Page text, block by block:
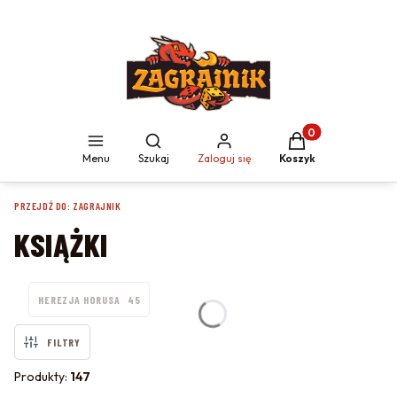
Menu
Otwórz wyszukiwarkę
Szukaj Zaloguj się
Produkty w
Koszyk
PRZEJDŹ DO: ZAGRAJNIK
KSIĄŻKI
HEREZJA HORUSA 45
FILTRY
Produkty: 147